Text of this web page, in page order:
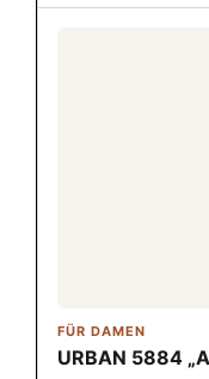
FÜR DAMEN
URBAN 5884